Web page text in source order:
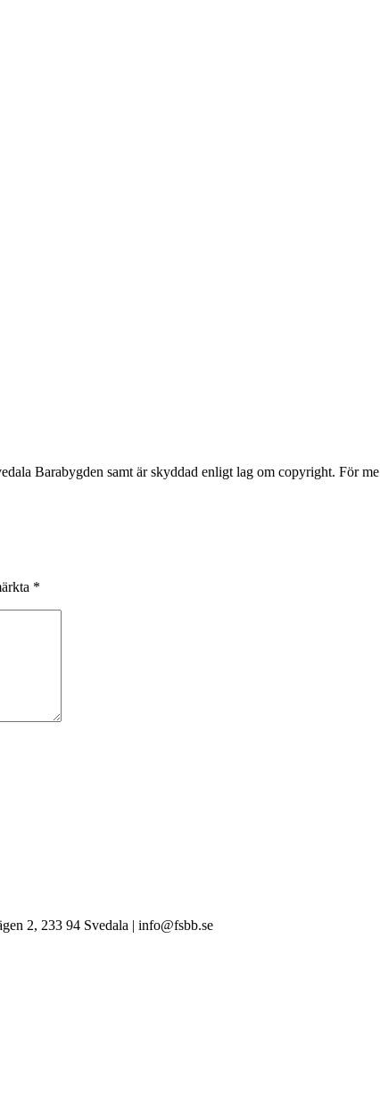
Barabygden samt är skyddad enligt lag om copyright. För me
*
2, 233 94 Svedala | info@fsbb.se